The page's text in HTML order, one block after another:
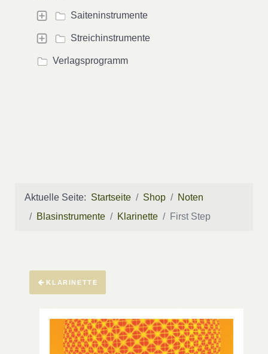
Saiteninstrumente
Streichinstrumente
Verlagsprogramm
Aktuelle Seite: Startseite Shop
Noten
Blasinstrumente
Klarinette First Step
KLARINETTE